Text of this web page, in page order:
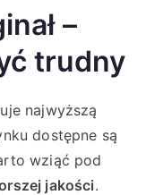
–
trudny
najwyższą
dostępne są
wziąć pod
jakości.